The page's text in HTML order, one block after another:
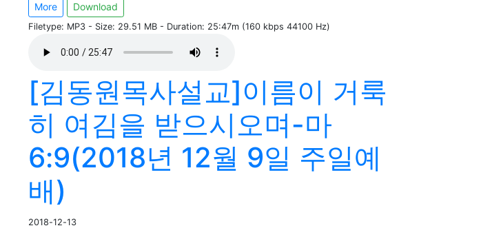
More Download
Filetype: MP3 - Size: 29.51 MB - Duration: 25:47m (160 kbps 44100 Hz)
[김동원목사설교]이름이 거룩
히 여김을 받으시오며-마
6:9(2018년 12월 9일 주일예
배)
2018-12-13